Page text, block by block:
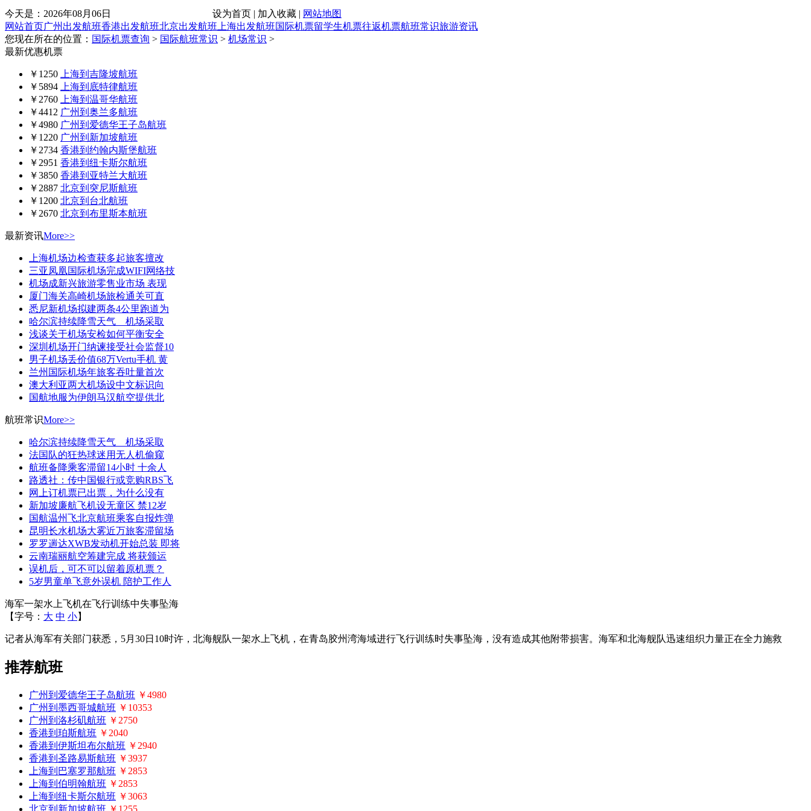
今天是： 2026年08月06日 设为首页 | 加入收藏 | 网站地图
网站首页广州出发航班香港出发航班北京出发航班 上海出发航班国际机票留学生机票往返机票航班常识旅游资讯
您现在所在的位置： 国际机票查询 > 国际航班常识 > 机场常识 >
最新优惠机票
￥1250
上海到吉隆坡航班
￥5894
上海到底特律航班
￥2760
上海到温哥华航班
￥4412 广州到奥兰多航班
￥4980 广州到爱德华王子岛航班
￥1220 广州到新加坡航班
￥2734 香港到约翰内斯堡航班
￥2951 香港到纽卡斯尔航班
￥3850 香港到亚特兰大航班
￥2887 北京到突尼斯航班
￥1200 北京到台北航班
￥2670 北京到布里斯本航班
最新资讯More>>
上海机场边检查获多起旅客擅改
三亚凤凰国际机场完成WIFI网络技
机场成新兴旅游零售业市场 表现
厦门海关高崎机场旅检通关可直
悉尼新机场拟建两条4公里跑道为
哈尔滨持续降雪天气 机场采取
浅谈关于机场安检如何平衡安全
深圳机场开门纳谏接受社会监督10
男子机场丢价值68万Vertu手机 黄
兰州国际机场年旅客吞吐量首次
澳大利亚两大机场设中文标识向
国航地服为伊朗马汉航空提供北
航班常识More>>
哈尔滨持续降雪天气 机场采取
法国队的狂热球迷用无人机偷窥
航班备降乘客滞留14小时 十余人
路透社：传中国银行或竞购RBS飞
网上订机票已出票，为什么没有
新加坡廉航飞机设无童区 禁12岁
国航温州飞北京航班乘客自报炸弹
昆明长水机场大雾近万旅客滞留场
罗罗遄达XWB发动机开始总装 即将
云南瑞丽航空筹建完成 将获颁运
误机后，可不可以留着原机票？
5岁男童单飞意外误机 陪护工作人
海军一架水上飞机在飞行训练中失事坠海
【字号： 大 中 小】
记者从海军有关部门获悉，5月30日10时许，北海舰队一架水上飞机，在青岛胶州湾海域进行飞行训练时失事坠海，没有造成其他附带损害。海军和北海舰队迅速组织力量正在全力施救
推荐航班
广州到爱德华王子岛航班 ￥4980
广州到墨西哥城航班 ￥10353
广州到洛杉矶航班 ￥2750
香港到珀斯航班 ￥2040
香港到伊斯坦布尔航班 ￥2940
香港到圣路易斯航班 ￥3937
上海到巴塞罗那航班 ￥2853
上海到伯明翰航班 ￥2853
上海到纽卡斯尔航班 ￥3063
北京到新加坡航班 ￥1255